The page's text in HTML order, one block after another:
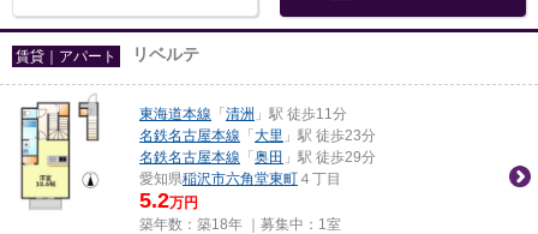
賃貸｜アパート リベルテ
東海道本線 「 清洲 」駅 徒歩11分
名鉄名古屋本線 「 大里 」駅 徒歩23分
名鉄名古屋本線 「 奥田 」駅 徒歩29分
愛知県稲沢市六角堂東町 ４丁目
5.2万円
築年数：築18年 ｜募集中： 1室